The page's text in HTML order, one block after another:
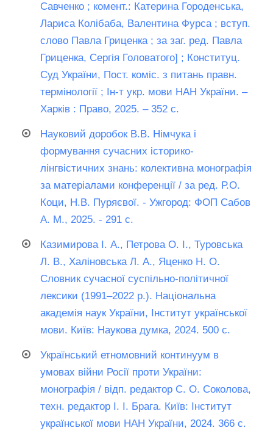
Савченко ; комент.: Катерина Городенська,
Лариса Колібаба, Валентина Фурса ; вступ.
слово Павла Гриценка ; за заг. ред. Павла
Гриценка, Сергія Головатого] ; Конституц.
Суд України, Пост. коміс. з питань правн.
термінології ; Ін-т укр. мови НАН України. –
Харків : Право, 2025. – 352 с.
Науковий доробок В.В. Німчука і
формування сучасних історико-
лінгвістичних знань: колективна монографія
за матеріалами конференції / за ред. Р.О.
Коци, Н.В. Пуряєвої. - Ужгород: ФОП Сабов
А. М., 2025. - 291 с.
Казимирова І. А., Петрова О. І., Туровська
Л. В., Халіновська Л. А., Яценко Н. О.
Словник сучасної суспільно-політичної
лексики (1991–2022 р.). Національна
академія наук України, Інститут української
мови. Київ: Наукова думка, 2024. 500 с.
Український етномовний континуум в
умовах війни Росії проти України:
монографія / відп. редактор С. О. Соколова,
техн. редактор І. І. Брага. Київ: Інститут
української мови НАН України, 2024. 366 с.